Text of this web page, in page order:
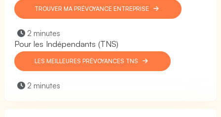
TROUVER MA PRÉVOYANCE ENTREPRISE
2 minutes
Pour les Indépendants (TNS)
LES MEILLEURES PRÉVOYANCES TNS
2 minutes